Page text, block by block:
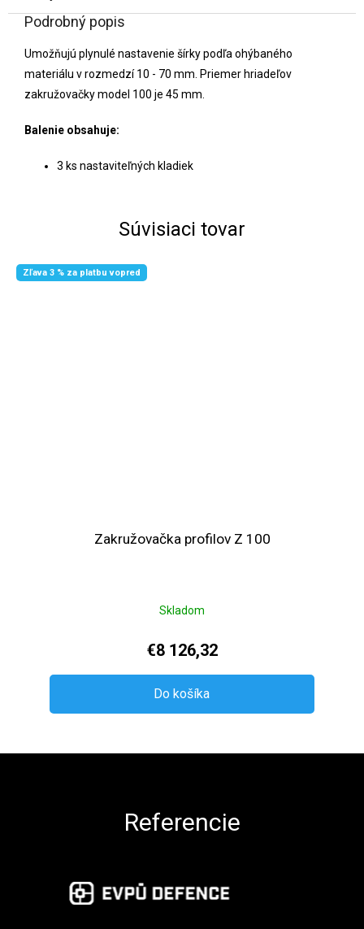
Podrobný popis
Umožňujú plynulé nastavenie šírky podľa ohýbaného
materiálu v rozmedzí 10 - 70 mm. Priemer hriadeľov
zakružovačky model 100 je 45 mm.
Balenie obsahuje:
3 ks nastaviteľných kladiek
Súvisiaci tovar
Zľava 3 % za platbu vopred
Zakružovačka profilov Z 100
Skladom
€8 126,32
Do košíka
Referencie